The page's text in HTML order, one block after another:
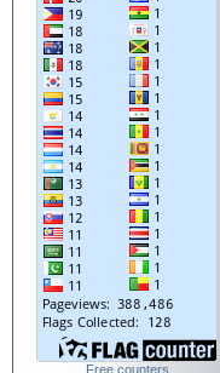
Free counters